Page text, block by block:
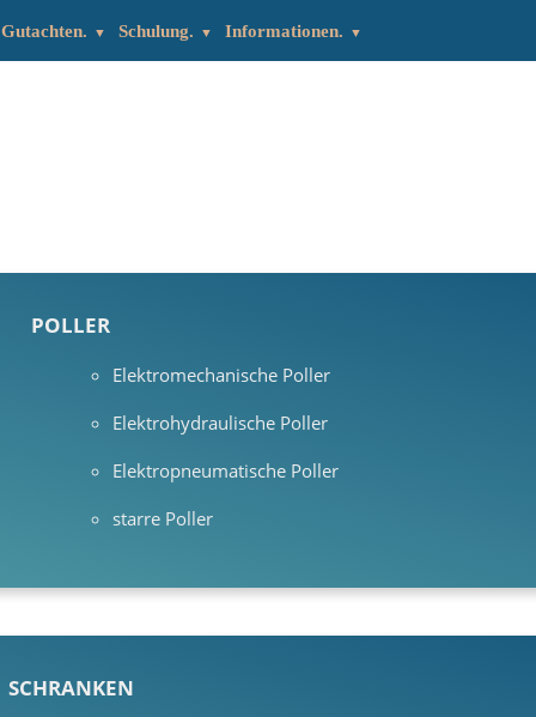
Gutachten. Schulung. Informationen.
POLLER
Elektromechanische Poller
Elektrohydraulische Poller
Elektropneumatische Poller
starre Poller
SCHRANKEN